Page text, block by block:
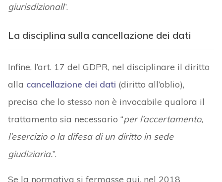
giurisdizionali”.
La disciplina sulla cancellazione dei dati
Infine, l’art. 17 del GDPR, nel disciplinare il diritto
alla cancellazione dei dati (diritto all’oblio),
precisa che lo stesso non è invocabile qualora il
trattamento sia necessario “per l’accertamento,
l’esercizio o la difesa di un diritto in sede
giudiziaria.”.
Se la normativa si fermasse qui, nel 2018